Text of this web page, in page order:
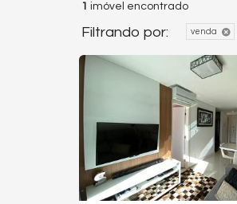
1 imóvel encontrado
Filtrando por: venda